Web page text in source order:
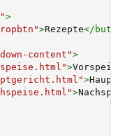
">
">Rezepte</
content">
">
">
">